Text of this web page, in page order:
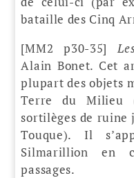
bataille des Cinq
[MM2 p30-35]
Alain Bonet. Cet
plupart des objets
Terre du Milieu
sortilèges de ruine
Touque). Il
Silmarillion en
passages.